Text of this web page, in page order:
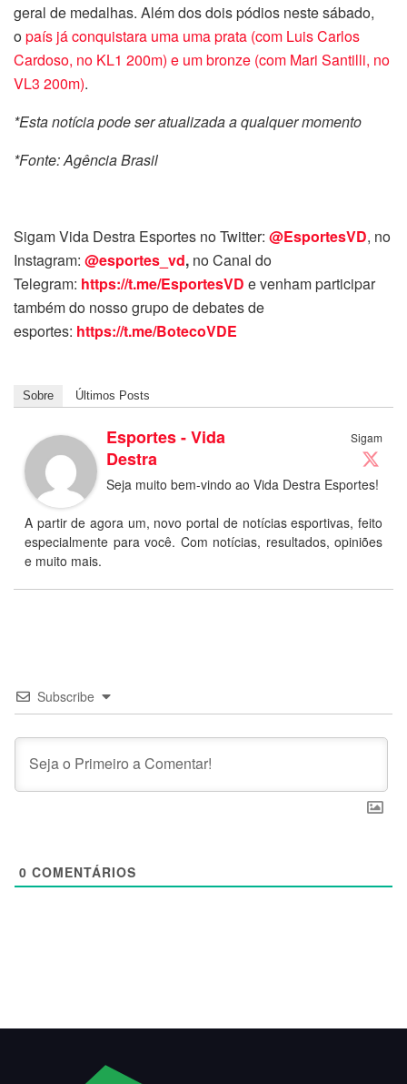
geral de medalhas. Além dos dois pódios neste sábado,
opaís já conquistara uma uma prata (com Luis Carlos
Cardoso, no KL1 200m) e um bronze (com Mari Santilli, no
VL3 200m).
*Esta notícia pode ser atualizada a qualquer momento
*Fonte: Agência Brasil
Sigam Vida Destra Esportes no Twitter: @EsportesVD, no
Instagram: @esportes_vd, no Canal do
Telegram: https://t.me/EsportesVD e venham participar
também do nosso grupo de debates de
esportes: https://t.me/BotecoVDE
Sobre Últimos Posts
Sigam
Esportes - Vida
Destra
Seja muito bem-vindo ao Vida Destra Esportes!
A partir de agora um, novo portal de notícias esportivas, feito
especialmente para você. Com notícias, resultados, opiniões
e muito mais.
Subscribe
0 COMENTÁRIOS